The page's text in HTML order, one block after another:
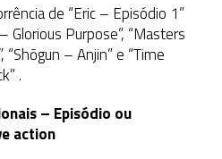
de “Eric – Episódio 1”
Purpose”, “Masters
– Anjin” e “Time
.
– Episódio ou
action